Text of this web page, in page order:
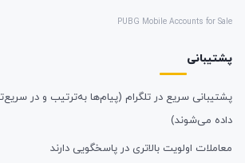
PUBG Mobile Accounts for Sale
پشتیبانی
پشتیبانی سریع در تلگرام (پیام‌ها به‌ترتیب و در
داده می‌شوند)
معاملات اولویت بالاتری در پاسخگویی دارند